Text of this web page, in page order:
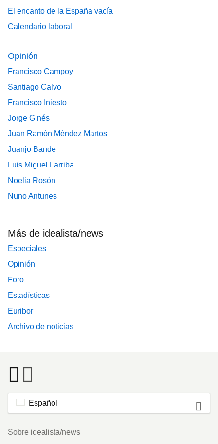
El encanto de la España vacía
Calendario laboral
Opinión
Francisco Campoy
Santiago Calvo
Francisco Iniesto
Jorge Ginés
Juan Ramón Méndez Martos
Juanjo Bande
Luis Miguel Larriba
Noelia Rosón
Nuno Antunes
Más de idealista/news
Especiales
Opinión
Foro
Estadísticas
Euribor
Archivo de noticias
Español
Footer
Sobre idealista/news